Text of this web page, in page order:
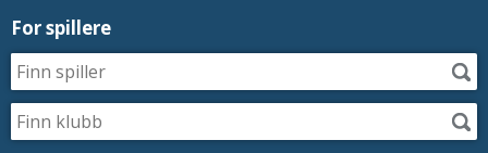
For spillere